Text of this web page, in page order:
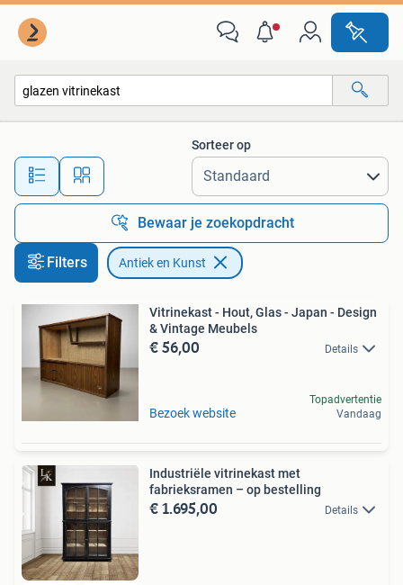
Alle afstanden…
Sorteer op
Bewaar je zoekopdracht
Filters Antiek en Kunst
Vitrinekast - Hout, Glas - Japan - Design
& Vintage Meubels
€ 56,00 Details
Bezoek website
Topadvertentie
Vandaag
Industriële vitrinekast met
fabrieksramen – op bestelling
€ 1.695,00 Details